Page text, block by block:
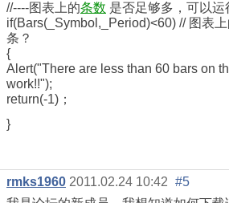
//----图表上的条数 是否足够多，可以运
if(Bars(_Symbol,_Period)<60) // 图表
条？
{
Alert("There are less than 60 bars on
work!!");
return(-1)；
}
rmks1960 2011.02.24 10:42 #5